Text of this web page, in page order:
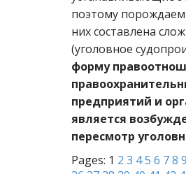
поэтому
них составлена
(уголовное
форму
предприятий и
является
пересмотр
Pages: 1 2 3 45 6 78 9